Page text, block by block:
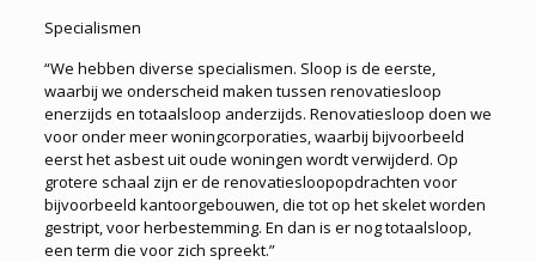
Specialismen
“We hebben diverse specialismen. Sloop is de eerste,
waarbij we onderscheid maken tussen renovatiesloop
enerzijds en totaalsloop anderzijds. Renovatiesloop doen we
voor onder meer woningcorporaties, waarbij bijvoorbeeld
eerst het asbest uit oude woningen wordt verwijderd. Op
grotere schaal zijn er de renovatiesloopopdrachten voor
bijvoorbeeld kantoorgebouwen, die tot op het skelet worden
gestript, voor herbestemming. En dan is er nog totaalsloop,
een term die voor zich spreekt.”